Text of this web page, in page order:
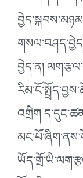
བྱེད་ན།
འགྲིག